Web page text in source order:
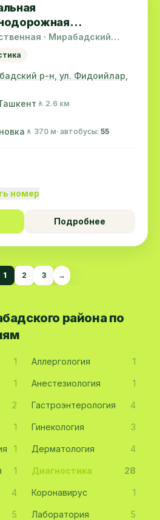
· Мирабадский
н, ул. Фидоийлар,
🚶 2.6 км
🚶 370 м· автобусы: 55
номер
Подробнее
1 2 3 →
района по
1 Аллергология 1
1 Анестезиология 1
2 Гастроэнтерология 4
1 Гинекология 3
1 Дерматология 4
1 Диагностика 28
4 Коронавирус 1
5 Лаборатория 5